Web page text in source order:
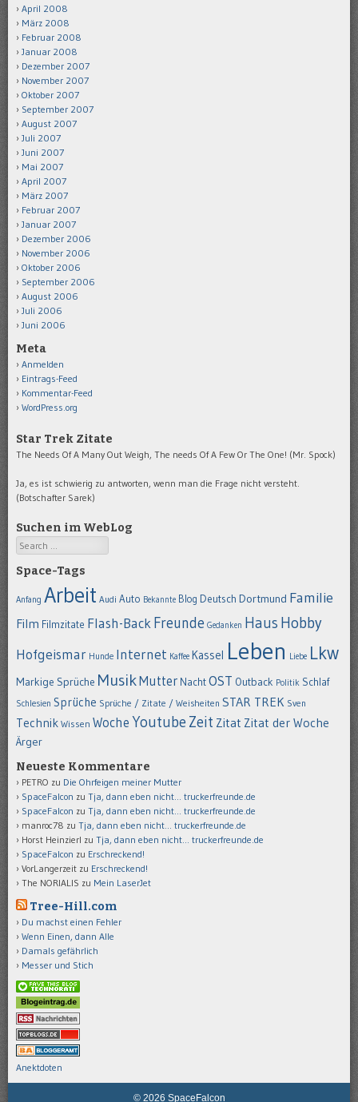
April 2008
März 2008
Februar 2008
Januar 2008
Dezember 2007
November 2007
Oktober 2007
September 2007
August 2007
Juli 2007
Juni 2007
Mai 2007
April 2007
März 2007
Februar 2007
Januar 2007
Dezember 2006
November 2006
Oktober 2006
September 2006
August 2006
Juli 2006
Juni 2006
Meta
Anmelden
Eintrags-Feed
Kommentar-Feed
WordPress.org
Star Trek Zitate
The Needs Of A Many Out Weigh, The needs Of A Few Or The One! (Mr. Spock)
Ja, es ist schwierig zu antworten, wenn man die Frage nicht versteht.
(Botschafter Sarek)
Suchen im WebLog
Search
Space-Tags
Anfang Arbeit Audi Auto Bekannte Blog Deutsch Dortmund Familie
Film Filmzitate Flash-BackFreunde Gedanken Haus Hobby
Hofgeismar Hunde Internet Kaffee Kassel Leben Liebe Lkw
Markige Sprüche MusikMutter NachtOST Outback Politik Schlaf
Schlesien Sprüche Sprüche / Zitate / Weisheiten STAR TREK Sven
Technik Wissen Woche Youtube Zeit Zitat Zitat der Woche
Ärger
Neueste Kommentare
PETRO zu Die Ohrfeigen meiner Mutter
SpaceFalcon zu Tja, dann eben nicht… truckerfreunde.de
SpaceFalcon zu Tja, dann eben nicht… truckerfreunde.de
manroc78 zu Tja, dann eben nicht… truckerfreunde.de
Horst Heinzierl zu Tja, dann eben nicht… truckerfreunde.de
SpaceFalcon zu Erschreckend!
VorLangerzeit zu Erschreckend!
The NORIALIS zu Mein LaserJet
Tree-Hill.com
Du machst einen Fehler
Wenn Einen, dann Alle
Damals gefährlich
Messer und Stich
Anektdoten
© 2026 SpaceFalcon